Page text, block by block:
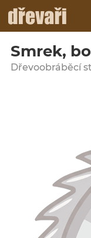
Smrek,
Dřevoobráběcí